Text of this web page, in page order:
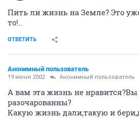
Пить ли жизнь на Земле? Это
то!..
ОТВЕТИТЬ
Анонимный пользователь
19 июня 2002 Анонимный пользователь
А вам эта жизнь не
разочарованны?
Какую жизнь дали,такую и